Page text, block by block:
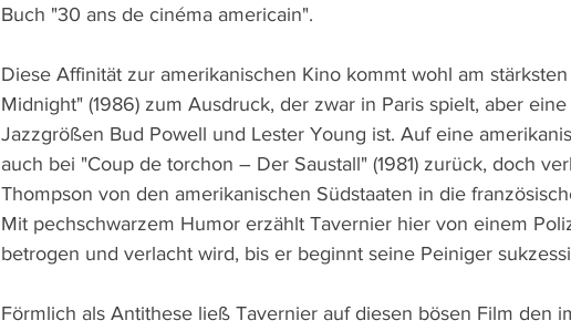
Buch "30 ans de cinéma americain".
Diese Affinität zur amerikanischen Kino kommt wohl am
Midnight" (1986) zum Ausdruck, der zwar in Paris spielt, aber
Jazzgrößen Bud Powell und Lester Young ist. Auf eine
auch bei "Coup de torchon – Der Saustall" (1981) zurück, doch
Thompson von den amerikanischen Südstaaten in die
Mit pechschwarzem Humor erzählt Tavernier hier von einem
betrogen und verlacht wird, bis er beginnt seine Peiniger
Förmlich als Antithese ließ Tavernier auf diesen bösen Film den